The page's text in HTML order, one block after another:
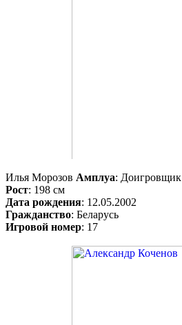
Илья Морозов Амплуа: Доигровщик
Рост: 198 см
Дата рождения: 12.05.2002
Гражданство: Беларусь
Игровой номер: 17